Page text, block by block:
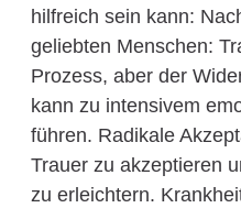
hilfreich sein kann:
geliebten Menschen:
Prozess, aber der
kann zu intensivem
führen. Radikale
Trauer zu akzeptieren
zu erleichtern.